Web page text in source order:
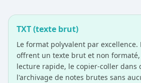
TXT (texte brut)
Le format polyvalent par excellence.
offrent un texte brut et non
lecture rapide, le copier-coller dans
l'archivage de notes brutes sans